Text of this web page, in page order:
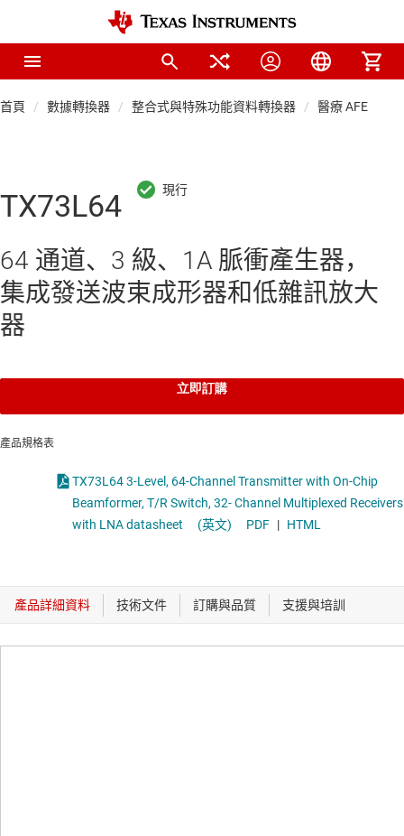
首頁 數據轉換器 整合式與特殊功能資料轉換器 醫療 AFE
TX73L64
64 通道、3 級、1A 脈衝產生器，
集成發送波束成形器和低雜訊放大
器
立即訂購
產品規格表
TX73L64 3-Level, 64-Channel Transmitter with On-Chip
Beamformer, T/R Switch, 32- Channel Multiplexed Receivers
with LNA datasheet
(英文) PDF | HTML